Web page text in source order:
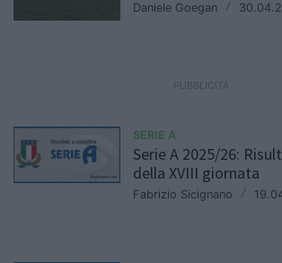
Daniele Goegan /
SERIE A
Serie A 2025/26:
della XVIII giornata
Fabrizio Sicignano /